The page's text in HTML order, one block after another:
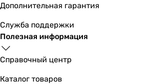
Форма
квадратная
квадратная
квадратная
квадратная
квадратная
Дополнительная гарантия
Служба поддержки
Полезная информация
Справочный центр
Каталог товаров